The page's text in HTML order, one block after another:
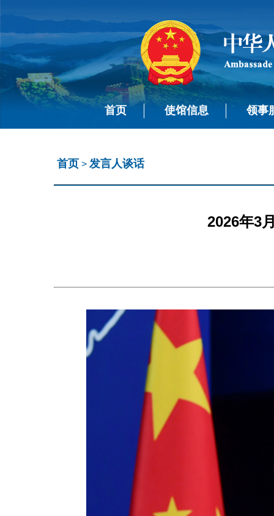
首页 使馆信息 领事
首页 > 发言人谈话
2026年3